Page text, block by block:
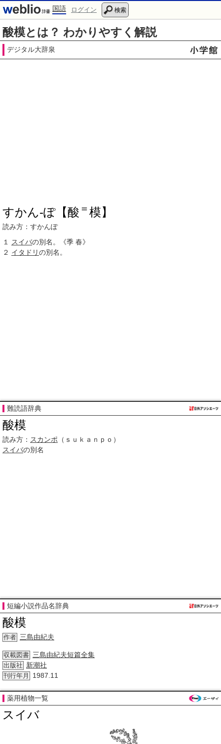
国語 ログイン 検索
酸模とは？ わかりやすく解説
デジタル大辞泉
すかん‐ぽ【酸 ＝模】
読み方：すかんぽ
１
スイバの別名。《季 春》
２ イタドリの別名。
難読語辞典
酸模
読み方： スカンポ （ｓｕｋａｎｐｏ）
スイバの別名
短編小説作品名辞典
酸模
作者 三島由紀夫
収載図書 三島由紀夫短篇全集
出版社 新潮社
刊行年月 1987.11
薬用植物一覧
スイバ